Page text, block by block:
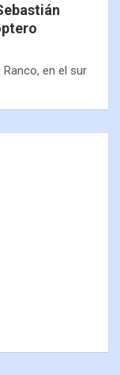
en el sur